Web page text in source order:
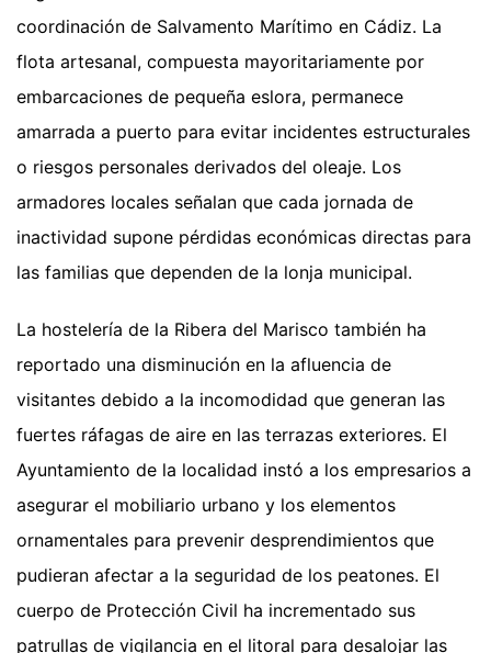
coordinación de Salvamento Marítimo en Cádiz. La
flota artesanal, compuesta mayoritariamente por
embarcaciones de pequeña eslora, permanece
amarrada a puerto para evitar incidentes estructurales
o riesgos personales derivados del oleaje. Los
armadores locales señalan que cada jornada de
inactividad supone pérdidas económicas directas para
las familias que dependen de la lonja municipal.
La hostelería de la Ribera del Marisco también ha
reportado una disminución en la afluencia de
visitantes debido a la incomodidad que generan las
fuertes ráfagas de aire en las terrazas exteriores. El
Ayuntamiento de la localidad instó a los empresarios a
asegurar el mobiliario urbano y los elementos
ornamentales para prevenir desprendimientos que
pudieran afectar a la seguridad de los peatones. El
cuerpo de Protección Civil ha incrementado sus
patrullas de vigilancia en el litoral para desalojar las